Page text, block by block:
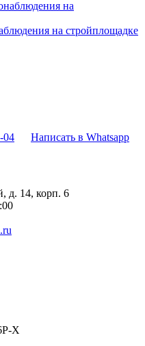
на стройплощадке
04
Написать в Whatsapp
д. 14, корп. 6
X